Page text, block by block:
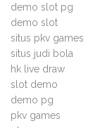
demo slot pg
demo slot
situs pkv games
situs judi bola
hk live draw
slot demo
demo pg
pkv games